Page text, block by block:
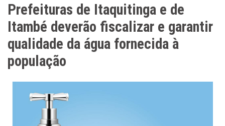
Prefeituras de Itaquitinga e de
Itambé deverão fiscalizar e garantir
qualidade da água fornecida à
população